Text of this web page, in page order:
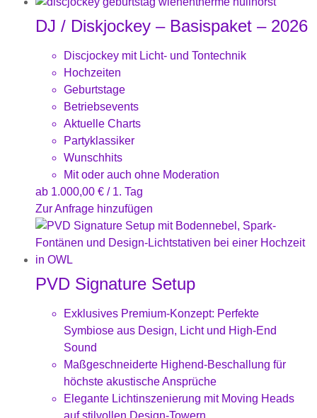
DJ / Diskjockey – Basispaket – 2026
Discjockey mit Licht- und Tontechnik
Hochzeiten
Geburtstage
Betriebsevents
Aktuelle Charts
Partyklassiker
Wunschhits
Mit oder auch ohne Moderation
ab 1.000,00 € / 1. Tag
Zur Anfrage hinzufügen
PVD Signature Setup
Exklusives Premium-Konzept: Perfekte
Symbiose aus Design, Licht und High-End
Sound
Maßgeschneiderte Highend-Beschallung für
höchste akustische Ansprüche
Elegante Lichtinszenierung mit Moving Heads
auf stilvollen Design-Towern